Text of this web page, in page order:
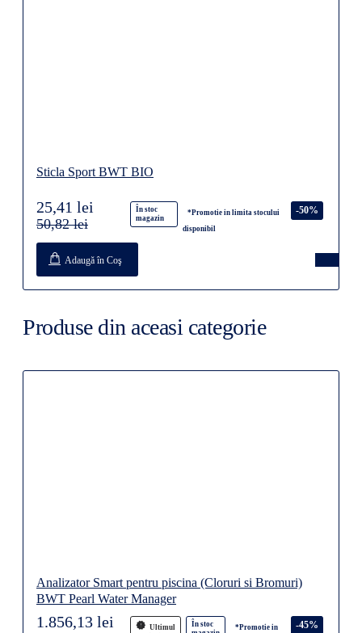
Sticla Sport BWT BIO
În stoc
magazin
*Promotie in limita stocului
disponibil
-50%
25,41 lei
50,82 lei
Adaugă în Coş
Produse din aceasi categorie
Analizator Smart pentru piscina (Cloruri si Bromuri)
BWT Pearl Water Manager
Ultimul
În stoc
*Promotie in
-45%
1.856,13 lei